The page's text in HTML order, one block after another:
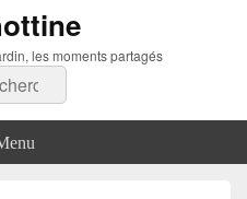
les moments partagés
: